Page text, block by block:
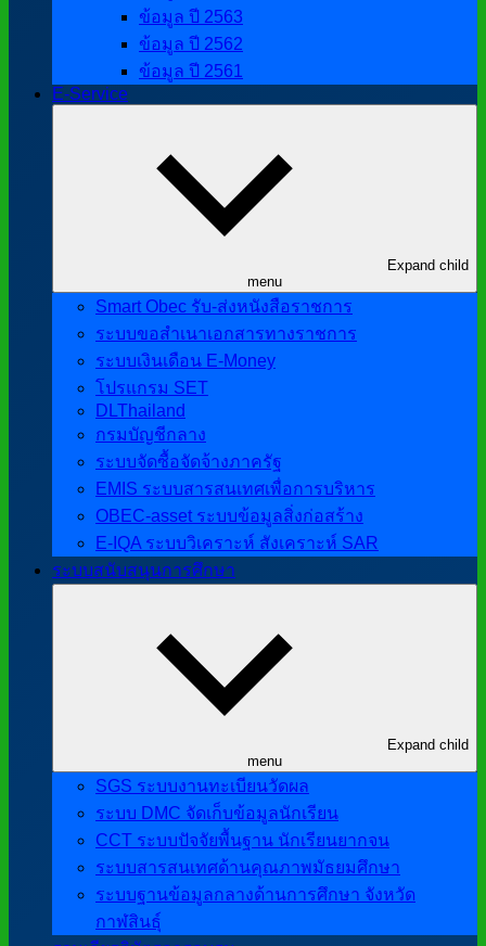
ข้อมูล ปี 2563
ข้อมูล ปี 2562
ข้อมูล ปี 2561
E-Service
Expand child
menu
Smart Obec รับ-ส่งหนังสือราชการ
ระบบขอสำเนาเอกสารทางราชการ
ระบบเงินเดือน E-Money
โปรแกรม SET
DLThailand
กรมบัญชีกลาง
ระบบจัดซื้อจัดจ้างภาครัฐ
EMIS ระบบสารสนเทศเพื่อการบริหาร
OBEC-asset ระบบข้อมูลสิ่งก่อสร้าง
E-IQA ระบบวิเคราะห์ สังเคราะห์ SAR
ระบบสนับสนุนการศึกษา
Expand child
menu
SGS ระบบงานทะเบียนวัดผล
ระบบ DMC จัดเก็บข้อมูลนักเรียน
CCT ระบบปัจจัยพื้นฐาน นักเรียนยากจน
ระบบสารสนเทศด้านคุณภาพมัธยมศึกษา
ระบบฐานข้อมูลกลางด้านการศึกษา จังหวัด
กาฬสินธุ์